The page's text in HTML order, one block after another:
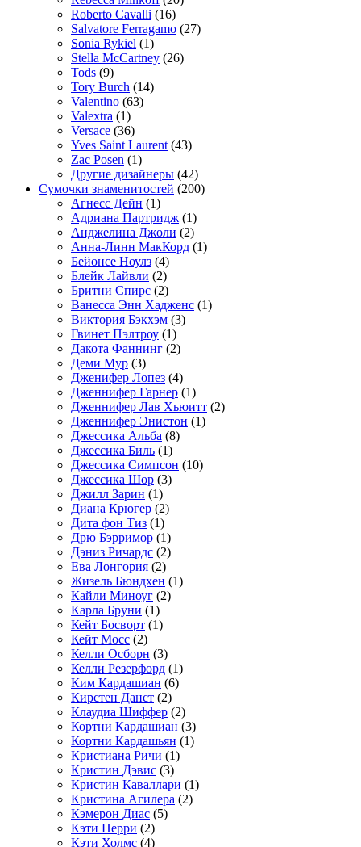
Roberto Cavalli (16)
Salvatore Ferragamo (27)
Sonia Rykiel (1)
Stella McCartney (26)
Tods (9)
Tory Burch (14)
Valentino (63)
Valextra (1)
Versace (36)
Yves Saint Laurent (43)
Zac Posen (1)
Другие дизайнеры (42)
Сумочки знаменитостей (200)
Агнесс Дейн (1)
Адриана Партридж (1)
Анджелина Джоли (2)
Анна-Линн МакКорд (1)
Бейонсе Ноулз (4)
Блейк Лайвли (2)
Бритни Спирс (2)
Ванесса Энн Хадженс (1)
Виктория Бэкхэм (3)
Гвинет Пэлтроу (1)
Дакота Фаннинг (2)
Деми Мур (3)
Дженифер Лопез (4)
Дженнифер Гарнер (1)
Дженнифер Лав Хьюитт (2)
Дженнифер Энистон (1)
Джессика Альба (8)
Джессика Биль (1)
Джессика Симпсон (10)
Джессика Шор (3)
Джилл Зарин (1)
Диана Крюгер (2)
Дита фон Тиз (1)
Дрю Бэрримор (1)
Дэниз Ричардс (2)
Ева Лонгория (2)
Жизель Бюндхен (1)
Кайли Миноуг (2)
Карла Бруни (1)
Кейт Босворт (1)
Кейт Мосс (2)
Келли Осборн (3)
Келли Резерфорд (1)
Ким Кардашиан (6)
Кирстен Данст (2)
Клаудиа Шиффер (2)
Кортни Кардашиан (3)
Кортни Кардашьян (1)
Кристиана Ричи (1)
Кристин Дэвис (3)
Кристин Каваллари (1)
Кристина Агилера (2)
Кэмерон Диас (5)
Кэти Перри (2)
Кэти Холмс (4)